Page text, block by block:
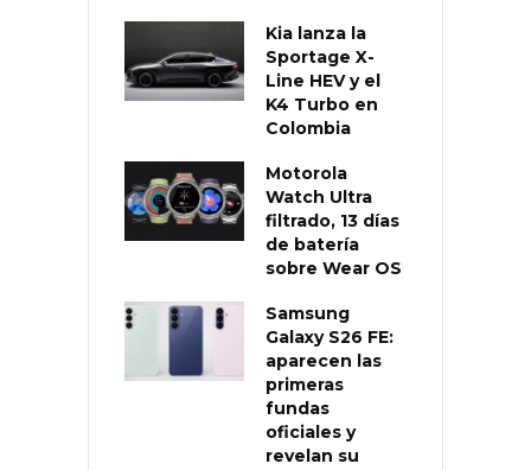
Kia lanza la
Sportage X-
Line HEV y el
K4 Turbo en
Colombia
Motorola
Watch Ultra
filtrado, 13 días
de batería
sobre Wear OS
Samsung
Galaxy S26 FE:
aparecen las
primeras
fundas
oficiales y
revelan su